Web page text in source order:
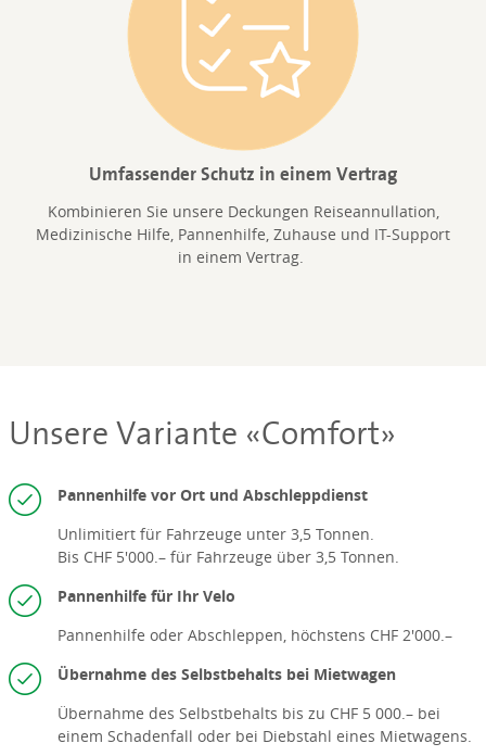
Umfassender Schutz in einem Vertrag
Kombinieren Sie unsere Deckungen Reiseannullation,
Medizinische Hilfe, Pannenhilfe, Zuhause und IT-Support
in einem Vertrag.
Unsere Variante «Comfort»
Pannenhilfe vor Ort und Abschleppdienst
Unlimitiert für Fahrzeuge unter 3,5 Tonnen.
Bis CHF 5'000.– für Fahrzeuge über 3,5 Tonnen.
Pannenhilfe für Ihr Velo
Pannenhilfe oder Abschleppen, höchstens CHF 2'000.–
Übernahme des Selbstbehalts bei Mietwagen
Übernahme des Selbstbehalts bis zu CHF 5 000.– bei
einem Schadenfall oder bei Diebstahl eines Mietwagens.